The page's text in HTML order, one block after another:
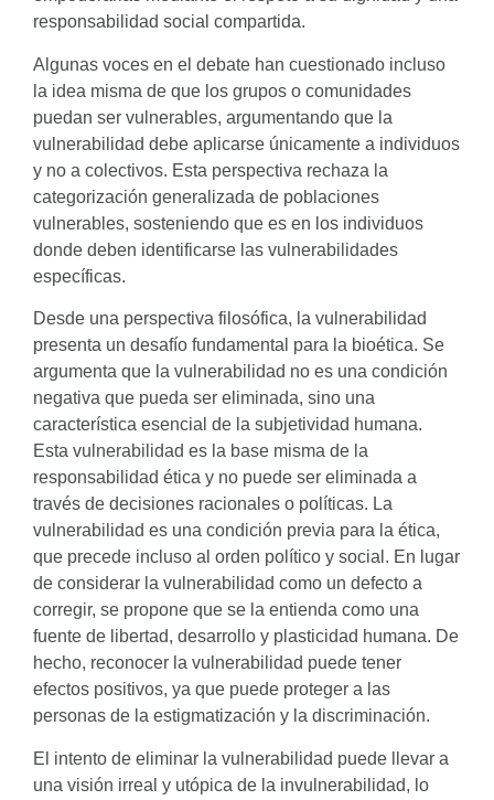
responsabilidad social compartida.
Algunas voces en el debate han cuestionado incluso
la idea misma de que los grupos o comunidades
puedan ser vulnerables, argumentando que la
vulnerabilidad debe aplicarse únicamente a individuos
y no a colectivos. Esta perspectiva rechaza la
categorización generalizada de poblaciones
vulnerables, sosteniendo que es en los individuos
donde deben identificarse las vulnerabilidades
específicas.
Desde una perspectiva filosófica, la vulnerabilidad
presenta un desafío fundamental para la bioética. Se
argumenta que la vulnerabilidad no es una condición
negativa que pueda ser eliminada, sino una
característica esencial de la subjetividad humana.
Esta vulnerabilidad es la base misma de la
responsabilidad ética y no puede ser eliminada a
través de decisiones racionales o políticas. La
vulnerabilidad es una condición previa para la ética,
que precede incluso al orden político y social. En lugar
de considerar la vulnerabilidad como un defecto a
corregir, se propone que se la entienda como una
fuente de libertad, desarrollo y plasticidad humana. De
hecho, reconocer la vulnerabilidad puede tener
efectos positivos, ya que puede proteger a las
personas de la estigmatización y la discriminación.
El intento de eliminar la vulnerabilidad puede llevar a
una visión irreal y utópica de la invulnerabilidad, lo